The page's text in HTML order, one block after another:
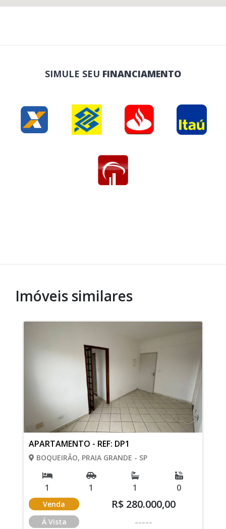
SIMULE SEU FINANCIAMENTO
Imóveis similares
APARTAMENTO - REF: DP1
BOQUEIRÃO, PRAIA GRANDE - SP
1 1 1 0
Venda R$ 280.000,00
Á Vista -----